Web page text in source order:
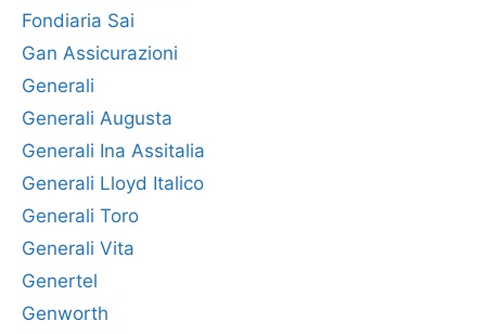
Fondiaria Sai
Gan Assicurazioni
Generali
Generali Augusta
Generali Ina Assitalia
Generali Lloyd Italico
Generali Toro
Generali Vita
Genertel
Genworth